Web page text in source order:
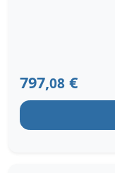
797,08 €